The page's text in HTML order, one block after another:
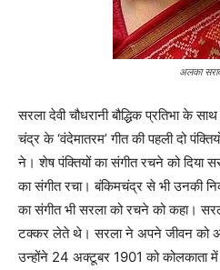
अलका
सरला देवी चौधरानी बौद्धिक प्रतिभा के
चंद्र के ‘वंदेमातरम’ गीत की पहली दो
ने। शेष पंक्तियों का संगीत रचने को दिया
का संगीत रचा। बंकिमचंद्र से भी उनकी
का संगीत भी सरला को रचने को कहा।
टक्कर लेते थे। सरला ने अपने जीवन को
उन्होंने 24 अक्टूबर 1901 को कोलकाता में